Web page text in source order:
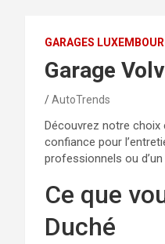
GARAGES
Garage
AutoTrends
Découvrez notre choix
confiance pour
professionnels ou
Ce que
Duché